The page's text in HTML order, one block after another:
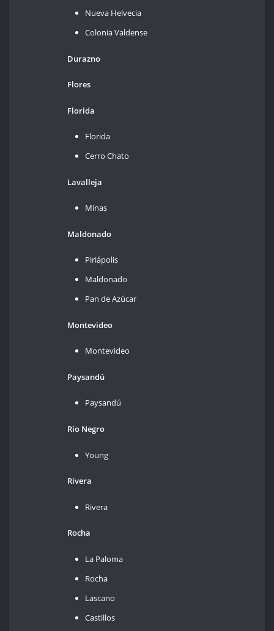
Nueva Helvecia
Colonia Valdense
Durazno
Flores
Florida
Florida
Cerro Chato
Lavalleja
Minas
Maldonado
Piriápolis
Maldonado
Pan de Azúcar
Montevideo
Montevideo
Paysandú
Paysandú
Río Negro
Young
Rivera
Rivera
Rocha
La Paloma
Rocha
Lascano
Castillos